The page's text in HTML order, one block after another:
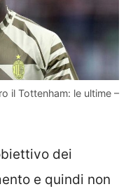
il Tottenham: le ultime –
dei
e quindi non